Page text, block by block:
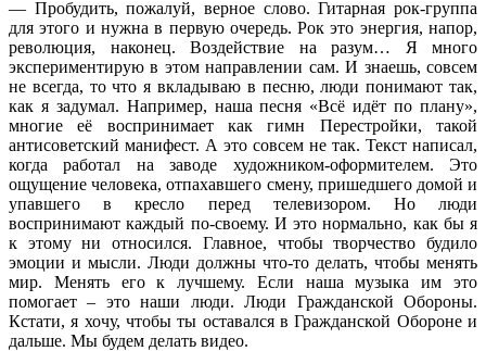
— Пробудить, пожалуй, верное слово. Гитарная рок-группа
для этого и нужна в первую очередь. Рок это энергия, напор,
революция, наконец. Воздействие на разум… Я много
экспериментирую в этом направлении сам. И знаешь, совсем
не всегда, то что я вкладываю в песню, люди понимают так,
как я задумал. Например, наша песня «Всё идёт по плану»,
многие её воспринимает как гимн Перестройки, такой
антисоветский манифест. А это совсем не так. Текст написал,
когда работал на заводе художником-оформителем. Это
ощущение человека, отпахавшего смену, пришедшего домой и
упавшего в кресло перед телевизором. Но люди
воспринимают каждый по-своему. И это нормально, как бы я
к этому ни относился. Главное, чтобы творчество будило
эмоции и мысли. Люди должны что-то делать, чтобы менять
мир. Менять его к лучшему. Если наша музыка им это
помогает – это наши люди. Люди Гражданской Обороны.
Кстати, я хочу, чтобы ты оставался в Гражданской Обороне и
дальше. Мы будем делать видео.